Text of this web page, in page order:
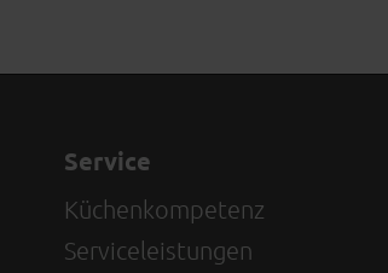
Service
Küchenkompetenz
Serviceleistungen